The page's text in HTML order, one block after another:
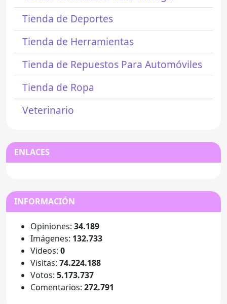
Tienda de Deportes
Tienda de Herramientas
Tienda de Repuestos Para Automóviles
Tienda de Ropa
Veterinario
ENLACES
INFORMACIÓN
Opiniones: 34.189
Imágenes: 132.733
Videos: 0
Visitas: 74.224.188
Votos: 5.173.737
Comentarios: 272.791